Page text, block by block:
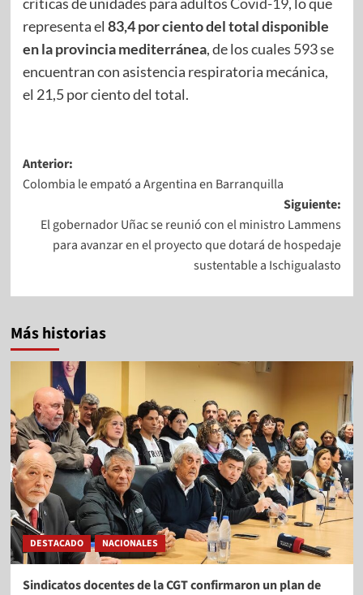
representa el 83,4 por ciento del total disponible
en la provincia mediterránea, de los cuales 593 se
encuentran con asistencia respiratoria mecánica,
el 21,5 por ciento del total.
Anterior:
Colombia le empató a Argentina en Barranquilla
Siguiente:
El gobernador Uñac se reunió con el ministro Lammens
para avanzar en el proyecto que dotará de hospedaje
sustentable a Ischigualasto
Más historias
DESTACADO NACIONALES
Sindicatos docentes de la CGT confirmaron un plan de